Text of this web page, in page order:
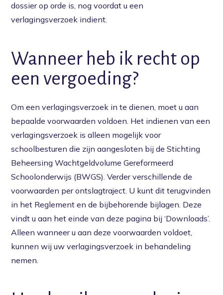
dossier op orde is, nog voordat u een
verlagingsverzoek indient.
Wanneer heb ik recht op
een vergoeding?
Om een verlagingsverzoek in te dienen, moet u aan
bepaalde voorwaarden voldoen. Het indienen van een
verlagingsverzoek is alleen mogelijk voor
schoolbesturen die zijn aangesloten bij de Stichting
Beheersing Wachtgeldvolume Gereformeerd
Schoolonderwijs (BWGS). Verder verschillende de
voorwaarden per ontslagtraject. U kunt dit terugvinden
in het Reglement en de bijbehorende bijlagen. Deze
vindt u aan het einde van deze pagina bij ‘Downloads’.
Alleen wanneer u aan deze voorwaarden voldoet,
kunnen wij uw verlagingsverzoek in behandeling
nemen.